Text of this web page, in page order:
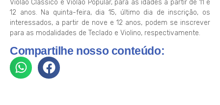
Violão Clássico e Violão Popular, para as idades a partir de 11 e
12 anos. Na quinta-feira, dia 15, último dia de inscrição, os
interessados, a partir de nove e 12 anos, podem se inscrever
para as modalidades de Teclado e Violino, respectivamente.
Compartilhe nosso conteúdo: